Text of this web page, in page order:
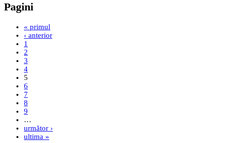
Pagini
« primul
‹ anterior
1
2
3
4
5
6
7
8
9
…
următor ›
ultima »